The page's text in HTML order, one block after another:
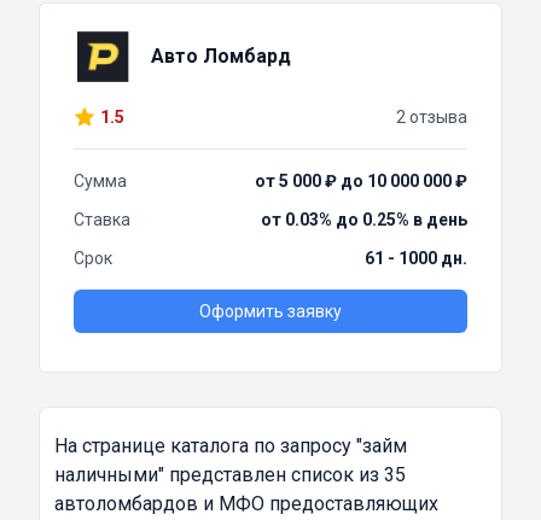
Авто Ломбард
1.5 2 отзыва
Сумма
от 5 000 ₽ до 10 000 000 ₽
Ставка
от 0.03% до 0.25% в день
Срок
61 - 1000 дн.
Оформить заявку
На странице каталога по запросу "займ
наличными" представлен список из 35
автоломбардов и МФО предоставляющих